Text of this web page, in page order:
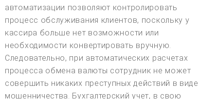
автоматизации позволяют контролировать
процесс обслуживания клиентов, поскольку у
кассира больше нет возможности или
необходимости конвертировать вручную.
Следовательно, при автоматических расчетах
процесса обмена валюты сотрудник не может
совершить никаких преступных действий в виде
мошенничества. Бухгалтерский учет, в свою